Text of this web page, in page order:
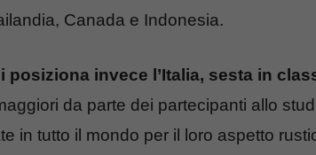
Canada e Indonesia.
posiziona invece l’Italia, sesta in
da parte dei partecipanti allo
in tutto il mondo per il loro aspetto